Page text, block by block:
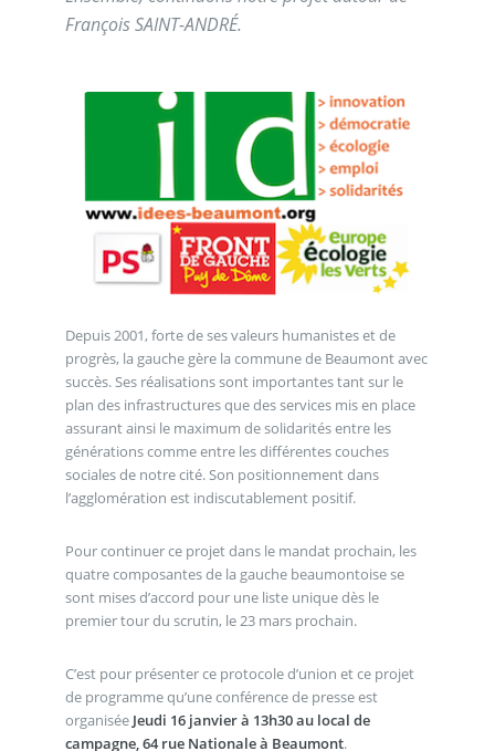
François SAINT-ANDRÉ.
Depuis 2001, forte de ses valeurs humanistes et de
progrès, la gauche gère la commune de Beaumont avec
succès. Ses réalisations sont importantes tant sur le
plan des infrastructures que des services mis en place
assurant ainsi le maximum de solidarités entre les
générations comme entre les différentes couches
sociales de notre cité. Son positionnement dans
l’agglomération est indiscutablement positif.
Pour continuer ce projet dans le mandat prochain, les
quatre composantes de la gauche beaumontoise se
sont mises d’accord pour une liste unique dès le
premier tour du scrutin, le 23 mars prochain.
C’est pour présenter ce protocole d’union et ce projet
de programme qu’une conférence de presse est
organisée Jeudi 16 janvier à 13h30 au local de
campagne, 64 rue Nationale à Beaumont.